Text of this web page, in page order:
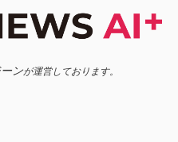
ンが運営しております。